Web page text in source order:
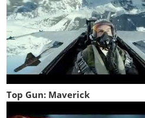
Top Gun: Maverick